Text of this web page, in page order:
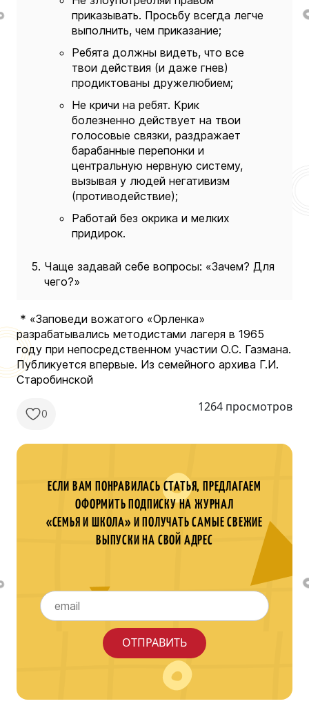
приказывать. Просьбу всегда легче
выполнить, чем приказание;
Ребята должны видеть, что все
твои действия (и даже гнев)
продиктованы дружелюбием;
Не кричи на ребят. Крик
болезненно действует на твои
голосо­вые связки, раздражает
барабанные перепонки и
центральную нервную систему,
вызывая у людей негативизм
(проти­водействие);
Работай без окрика и мелких
придирок.
Чаще задавай себе вопросы: «Зачем? Для
чего?»
* «Заповеди вожатого «Орленка»
разрабатывались методистами лагеря в 1965
году при непосредственном участии О.С. Газмана.
Публикуется впервые. Из семейного архива Г.И.
Старобинской
0 1264 просмотров
ЕСЛИ ВАМ ПОНРАВИЛАСЬ СТАТЬЯ, ПРЕДЛАГАЕМ
ОФОРМИТЬ ПОДПИСКУ НА ЖУРНАЛ
«СЕМЬЯ И ШКОЛА» И ПОЛУЧАТЬ САМЫЕ СВЕЖИЕ
ВЫПУСКИ НА СВОЙ АДРЕС